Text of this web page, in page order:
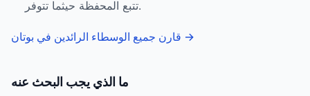
تتبع المحفظة حيثما تتوفر.
قارن جميع الوسطاء الرائدين في بوتان →
ما الذي يجب البحث عنه